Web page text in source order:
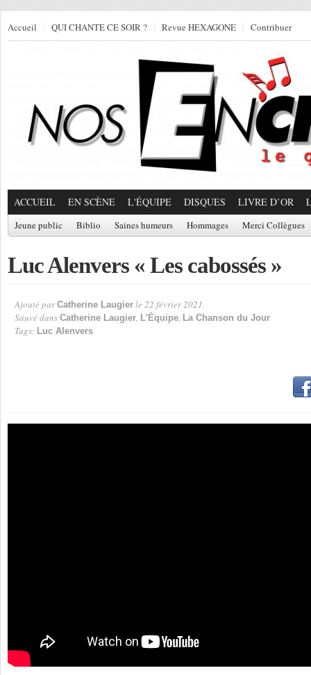
Accueil QUI CHANTE CE SOIR ? Revue HEXAGONE Contribuer
ACCUEIL EN SCÈNE L'ÉQUIPE DISQUES LIVRE D’OR
Jeune public Biblio Saines humeurs Hommages Merci Collègues
Luc Alenvers « Les cabossés »
Ajouté par Catherine Laugier le 22 février 2021.
Sauvé dans Catherine Laugier, L'Équipe, La Chanson du Jour
Tags: Luc Alenvers